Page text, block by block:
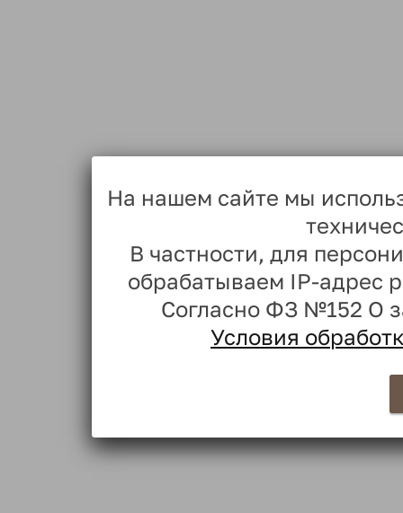
На нашем сайте мы
В частности, для
обрабатываем IP-адрес
Согласно ФЗ №152 О
Условия